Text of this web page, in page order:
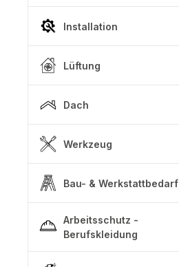
Installation
Lüftung
Dach
Werkzeug
Bau- & Werkstattbedarf
Arbeitsschutz -
Berufskleidung